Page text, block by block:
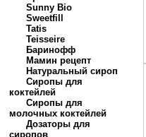
Sunny Bio
Sweetfill
Tatis
Teisseire
Баринофф
Мамин рецепт
Натуральный сироп
Сиропы для
коктейлей
Сиропы для
молочных коктейлей
Дозаторы для
сиропов